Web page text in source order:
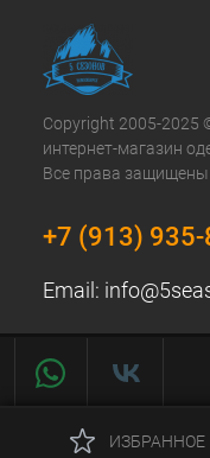
Copyright 2005-2025
интернет-магазин
Все права защищены.
+7 (913)
Email:
ИЗБРАННОЕ